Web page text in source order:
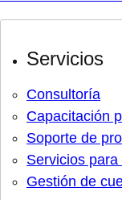
Servicios
Consultoría
Capacitación
Soporte de
Servicios para
Gestión de